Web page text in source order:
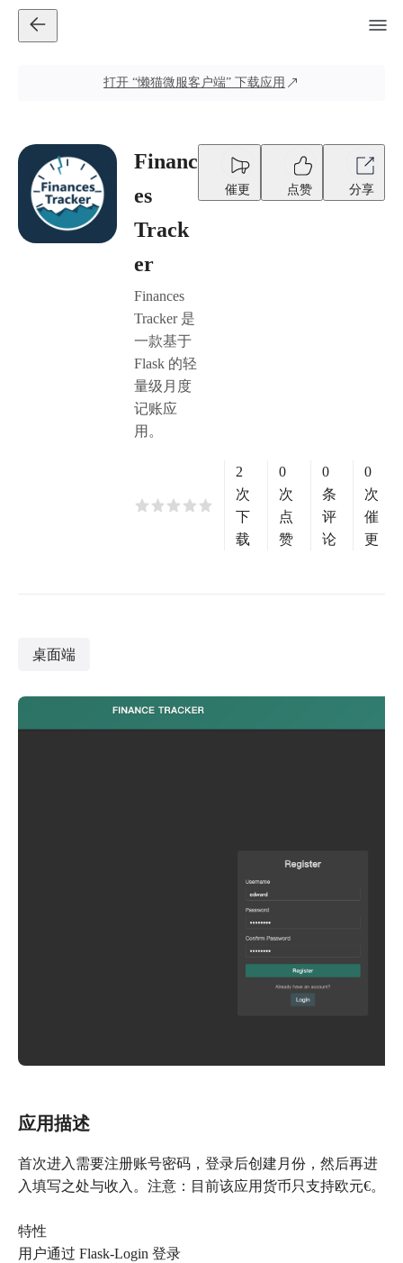
打开 “懒猫微服客户端” 下载应用
Financ
es
Track
er
Finances
Tracker 是
一款基于
Flask 的轻
量级月度
记账应
用。
催更 点赞 分享
2
次
下
载
0
次
点
赞
0
条
评
论
0
次
催
更
桌面端
应用描述
首次进入需要注册账号密码，登录后创建月份，然后再进
入填写之处与收入。注意：目前该应用货币只支持欧元€。
特性
用户通过 Flask-Login 登录